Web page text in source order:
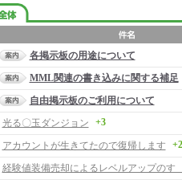
各掲示板の用途について
MML関連の書き込みに関する補足
自由掲示板のご利用について
光る〇玉ダンジョン
+3
アカウントが生きてたので復帰します +2
経験値装備売却によるレベルアップのす